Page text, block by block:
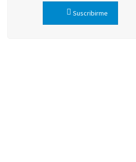
Suscribirme